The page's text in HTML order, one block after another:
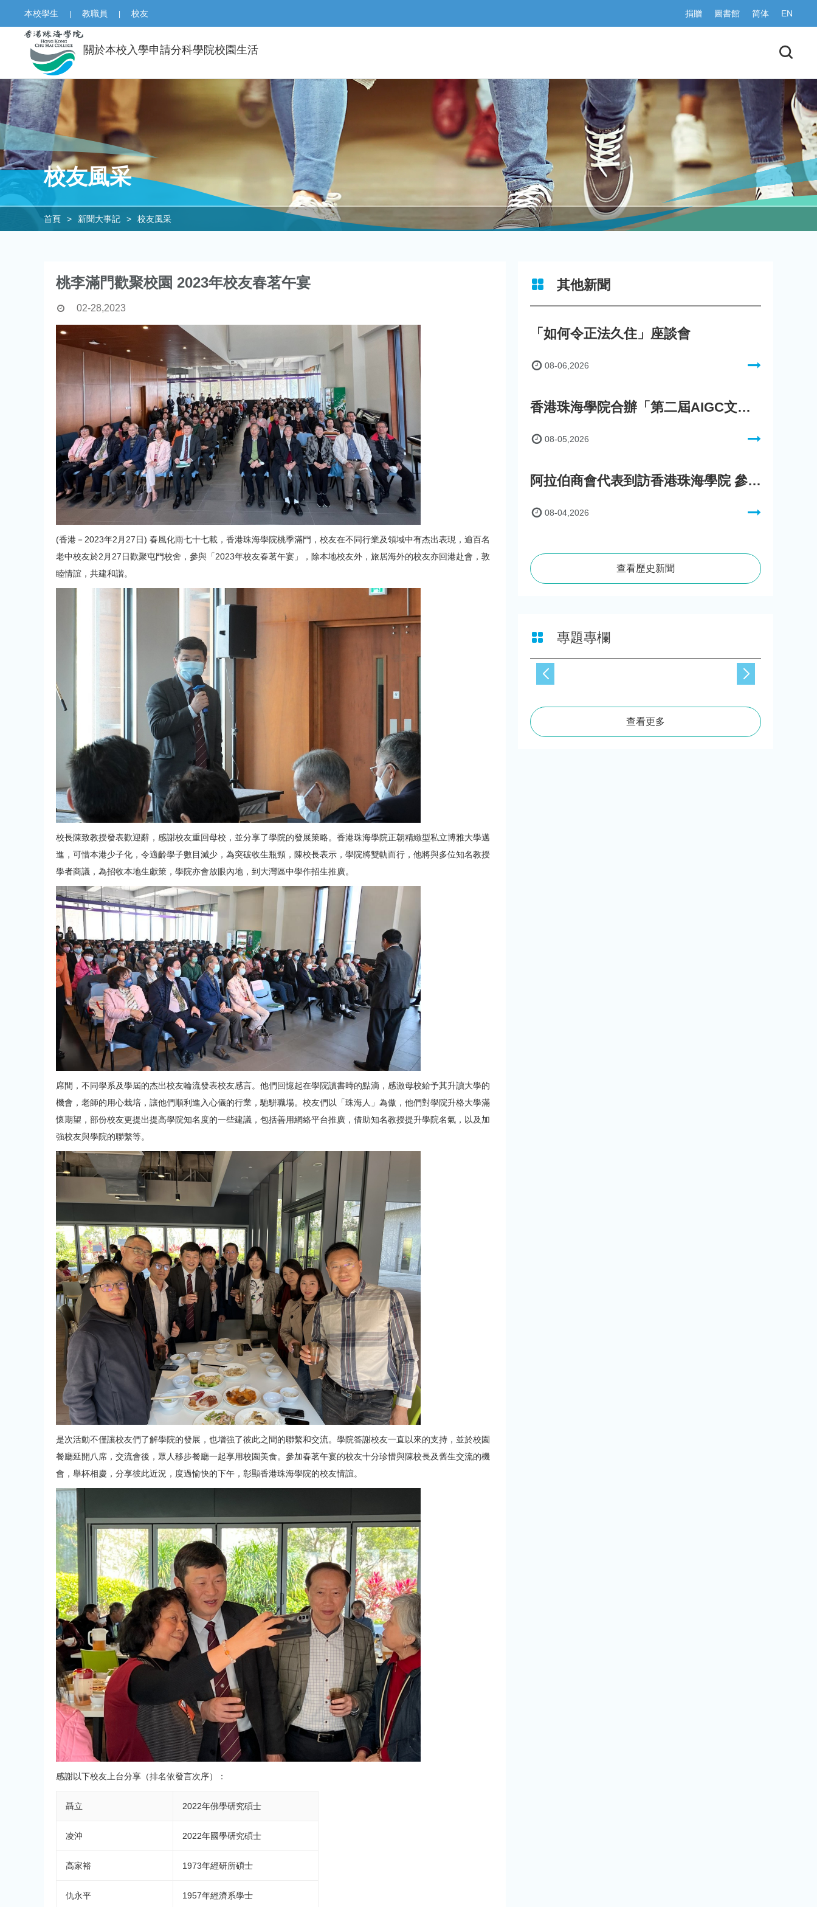
本校學生 | 教職員 | 校友 捐贈 圖書館 简体 EN
關於本校入學申請分科學院校園生活
校友風采
首頁 > 新聞大事記 > 校友風采
桃李滿門歡聚校園 2023年校友春茗午宴
02-28,2023
(香港－2023年2月27日) 春風化雨七十七載，香港珠海學院桃季滿門，校友在不同行業及領域中有杰出表現，逾百名
老中校友於2月27日歡聚屯門校舍，參與「2023年校友春茗午宴」，除本地校友外，旅居海外的校友亦回港赴會，敦
睦情誼，共建和諧。
校長陳致教授發表歡迎辭，感謝校友重回母校，並分享了學院的發展策略。香港珠海學院正朝精緻型私立博雅大學邁
進，可惜本港少子化，令適齡學子數目減少，為突破收生瓶頸，陳校長表示，學院將雙軌而行，他將與多位知名教授
學者商議，為招收本地生獻策，學院亦會放眼內地，到大灣區中學作招生推廣。
席間，不同學系及學屆的杰出校友輪流發表校友感言。他們回憶起在學院讀書時的點滴，感激母校給予其升讀大學的
機會，老師的用心栽培，讓他們順利進入心儀的行業，馳駢職場。校友們以「珠海人」為傲，他們對學院升格大學滿
懷期望，部份校友更提出提高學院知名度的一些建議，包括善用網絡平台推廣，借助知名教授提升學院名氣，以及加
強校友與學院的聯繫等。
是次活動不僅讓校友們了解學院的發展，也增強了彼此之間的聯繫和交流。學院答謝校友一直以來的支持，並於校園
餐廳延開八席，交流會後，眾人移步餐廳一起享用校園美食。參加春茗午宴的校友十分珍惜與陳校長及舊生交流的機
會，舉杯相慶，分享彼此近況，度過愉快的下午，彰顯香港珠海學院的校友情誼。
感謝以下校友上台分享（排名依發言次序）：
聶立 2022年佛學研究碩士
凌沖 2022年國學研究碩士
高家裕 1973年經研所碩士
仇永平 1957年經濟系學士
其他新聞
「如何令正法久住」座談會
08-06,2026
香港珠海學院合辦「第二屆AIGC文化數字內容創作比賽」
08-05,2026
阿拉伯商會代表到訪香港珠海學院 參與「一帶一路」政策圓桌會議
08-04,2026
查看歷史新聞
專題專欄
查看更多